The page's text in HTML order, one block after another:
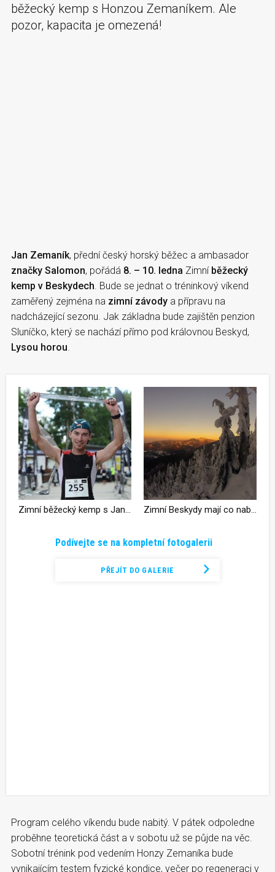
běžecký kemp s Honzou Zemaníkem. Ale
pozor, kapacita je omezená!
Jan Zemaník, přední český horský běžec a ambasador
značky Salomon, pořádá 8. – 10. ledna Zimní běžecký
kemp v Beskydech . Bude se jednat o tréninkový víkend
zaměřený zejména na zimní závody a přípravu na
nadcházející sezonu. Jak základna bude zajištěn penzion
Sluníčko, který se nachází přímo pod královnou Beskyd,
Lysou horou
Podívejte se na kompletní fotogalerii
PŘEJÍT DO GALERIE
Program celého víkendu bude nabitý. V pátek odpoledne
proběhne teoretická část a v sobotu už se půjde na věc.
Sobotní trénink pod vedením Honzy Zemaníka bude
vynikajícím testem fyzické kondice, večer po regeneraci v